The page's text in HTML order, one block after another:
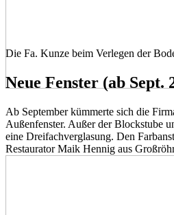
Die Fa. Kunze beim Verlegen der
Neue Fenster (ab Sept.
Ab September kümmerte sich die
Außenfenster. Außer der Blockstube
eine Dreifachverglasung. Den
Restaurator Maik Hennig aus